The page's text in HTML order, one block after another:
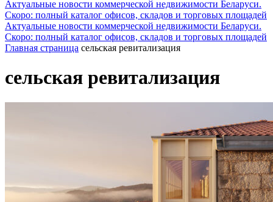
Актуальные новости коммерческой недвижимости Беларуси.
Скоро: полный каталог офисов, складов и торговых площадей
Актуальные новости коммерческой недвижимости Беларуси.
Скоро: полный каталог офисов, складов и торговых площадей
Главная страница сельская ревитализация
сельская ревитализация